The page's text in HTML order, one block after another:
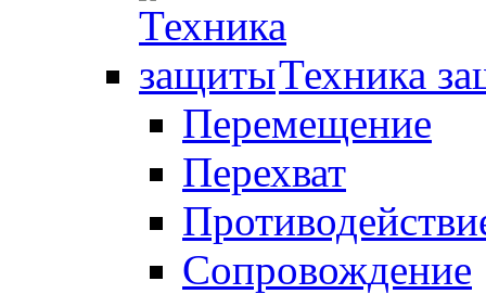
Техника
Перемещение
Перехват
Сопровождение